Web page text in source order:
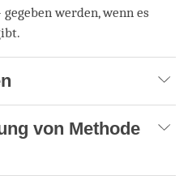
werden, wenn es
von Methode